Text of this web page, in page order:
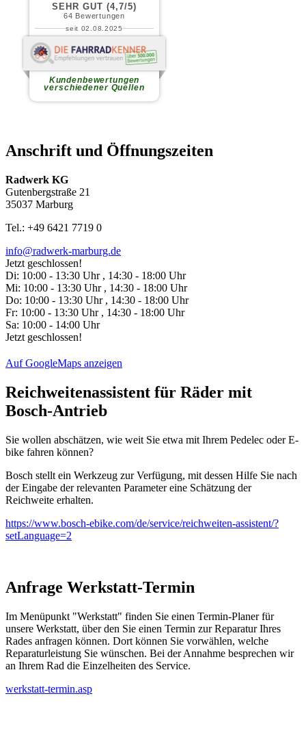
Anschrift und Öffnungszeiten
Radwerk KG
Gutenbergstraße 21
35037 Marburg
Tel.: +49 6421 7719 0
info@radwerk-marburg.de
Jetzt geschlossen!
Di: 10:00 - 13:30 Uhr , 14:30 - 18:00 Uhr
Mi: 10:00 - 13:30 Uhr , 14:30 - 18:00 Uhr
Do: 10:00 - 13:30 Uhr , 14:30 - 18:00 Uhr
Fr: 10:00 - 13:30 Uhr , 14:30 - 18:00 Uhr
Sa: 10:00 - 14:00 Uhr
Jetzt geschlossen!
Auf GoogleMaps anzeigen
Reichweitenassistent für Räder mit
Bosch-Antrieb
Sie wollen abschätzen, wie weit Sie etwa mit Ihrem Pedelec oder E-
bike fahren können?
Bosch stellt ein Werkzeug zur Verfügung, mit dessen Hilfe Sie nach
der Eingabe der relevanten Parameter eine Schätzung der
Reichweite erhalten.
https://www.bosch-ebike.com/de/service/reichweiten-assistent/?
setLanguage=2
Anfrage Werkstatt-Termin
Im Menüpunkt "Werkstatt" finden Sie einen Termin-Planer für
unsere Werkstatt, über den Sie einen Termin zur Reparatur Ihres
Rades anfragen können. Dort können Sie vorwählen, welche
Reparaturleistung Sie wünschen. Bei der Annahme besprechen wir
an Ihrem Rad die Einzelheiten des Service.
werkstatt-termin.asp